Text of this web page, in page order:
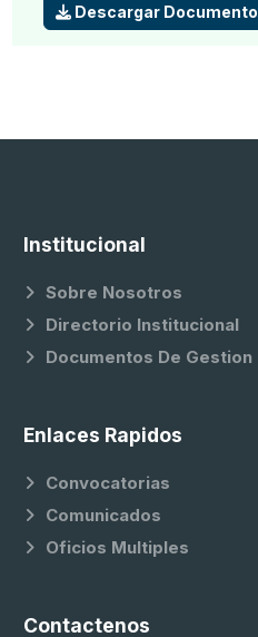
Descargar Documento
Institucional
Sobre Nosotros
Directorio Institucional
Documentos De Gestion
Enlaces Rapidos
Convocatorias
Comunicados
Oficios Multiples
Contactenos